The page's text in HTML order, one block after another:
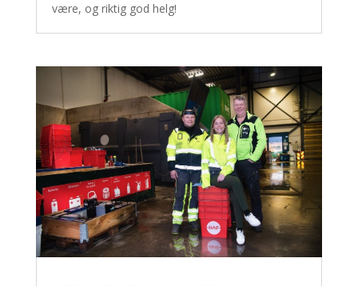
være, og riktig god helg!